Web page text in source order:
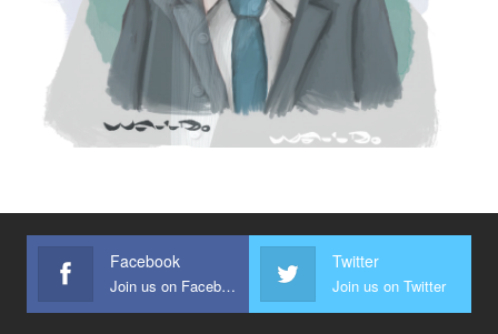
Facebook
Join us on Facebook
Twitter
Join us on Twitter